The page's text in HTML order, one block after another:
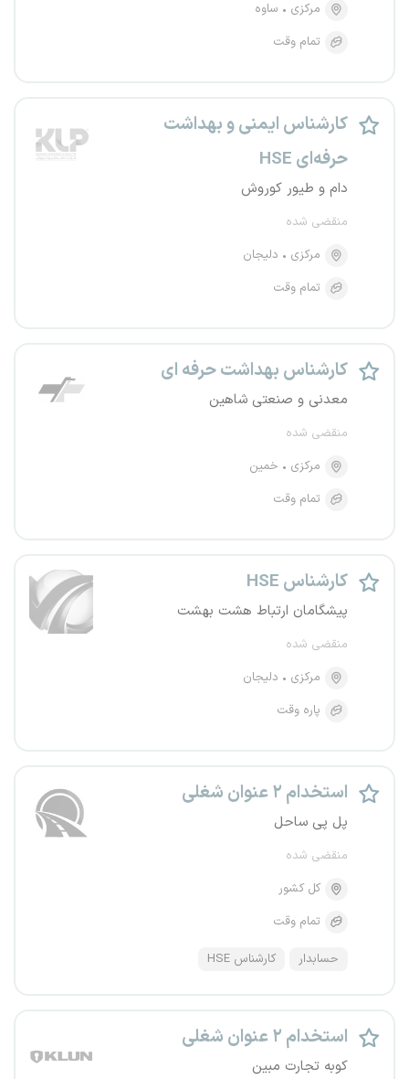
مرکزی
ساوه
تمام وقت
کارشناس ایمنی و بهداشت
حرفه‌ای HSE
دام و طیور کوروش
منقضی شده
مرکزی
دلیجان
تمام وقت
کارشناس بهداشت حرفه ای
معدنی و صنعتی شاهین
منقضی شده
مرکزی
خمین
تمام وقت
کارشناس HSE
پیشگامان ارتباط هشت بهشت
منقضی شده
مرکزی
دلیجان
پاره وقت
استخدام ۲ عنوان شغلی
پل پی ساحل
منقضی شده
کل کشور
تمام وقت
حسابدار کارشناس HSE
استخدام ۲ عنوان شغلی
کوبه تجارت مبین